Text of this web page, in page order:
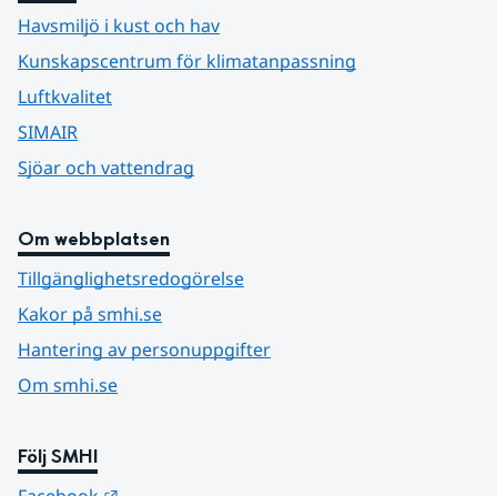
Havsmiljö i kust och hav
Kunskapscentrum för klimatanpassning
Luftkvalitet
SIMAIR
Sjöar och vattendrag
Om webbplatsen
Tillgänglighetsredogörelse
Kakor på smhi.se
Hantering av personuppgifter
Om smhi.se
Följ SMHI